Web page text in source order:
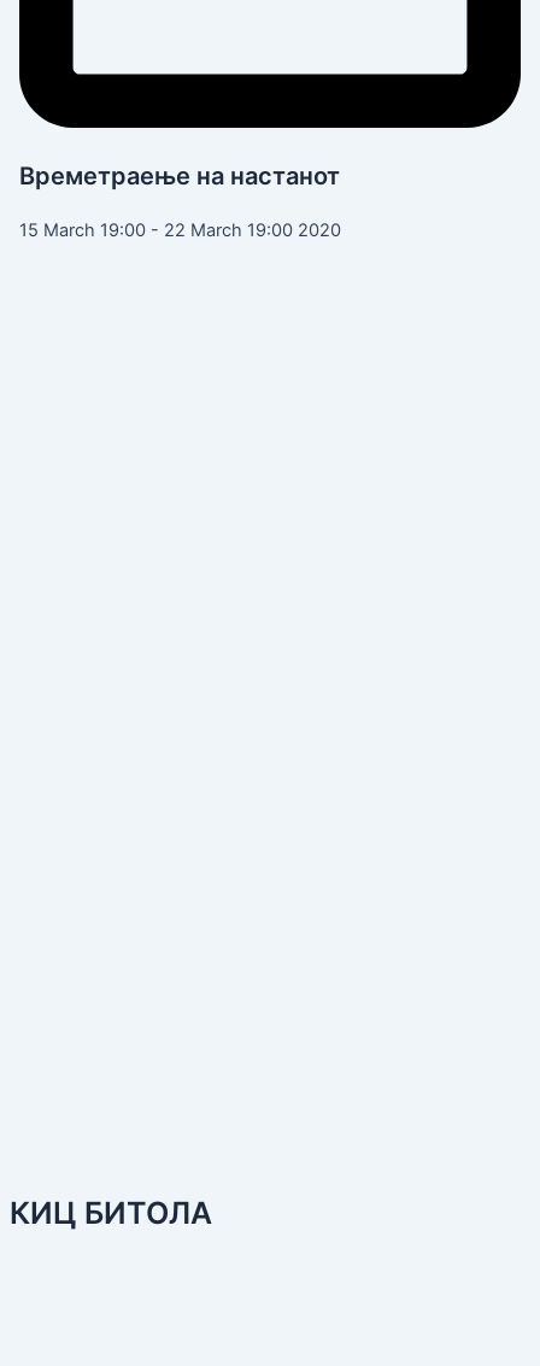
Времетраење на настанот
15 March 19:00 - 22 March 19:00 2020
КИЦ БИТОЛА